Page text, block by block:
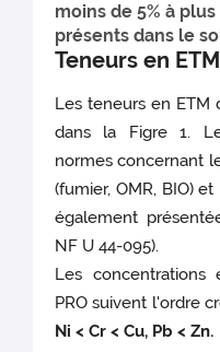
moins de 5% à
présents dans le
Teneurs en
Les teneurs en ETM
dans la Figre 1.
normes concernant
(fumier, OMR, BIO)
également
NF U 44-095).
Les concentrations
PRO suivent l'ordre
Ni < Cr < Cu, Pb < Zn.